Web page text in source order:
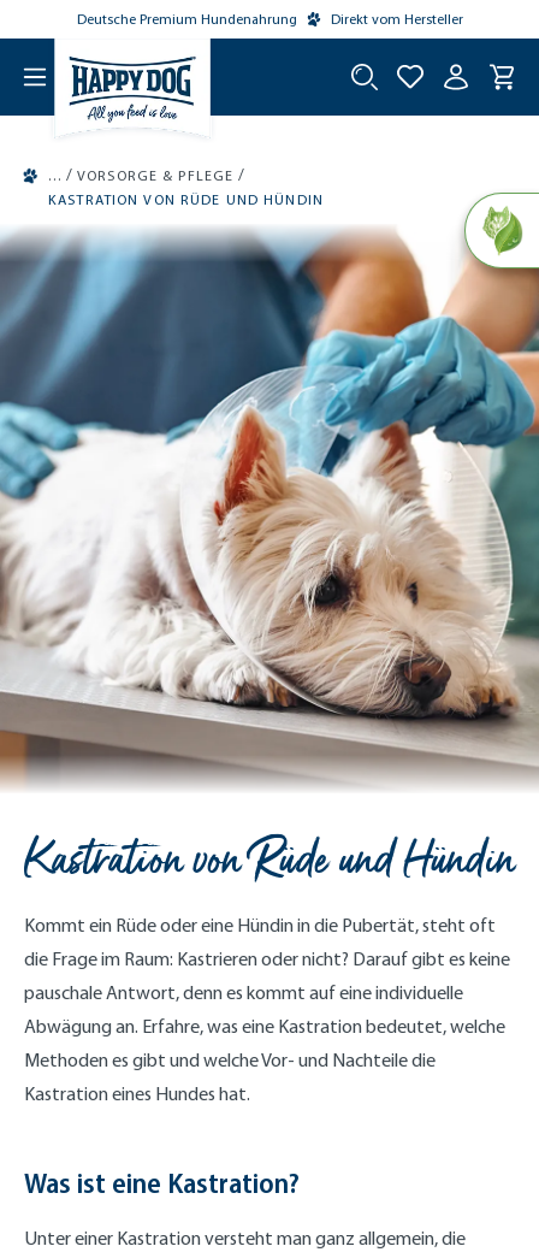
springen
Deutsche Premium Hundenahrung Direkt vom Hersteller
/ VORSORGE & PFLEGE /
KASTRATION VON RÜDE UND HÜNDIN
Kastration von Rüde und Hündin
Kommt ein Rüde oder eine Hündin in die Pubertät, steht oft
die Frage im Raum: Kastrieren oder nicht? Darauf gibt es keine
pauschale Antwort, denn es kommt auf eine individuelle
Abwägung an. Erfahre, was eine Kastration bedeutet, welche
Methoden es gibt und welche Vor- und Nachteile die
Kastration eines Hundes hat.
Was ist eine Kastration?
Unter einer Kastration versteht man ganz allgemein, die